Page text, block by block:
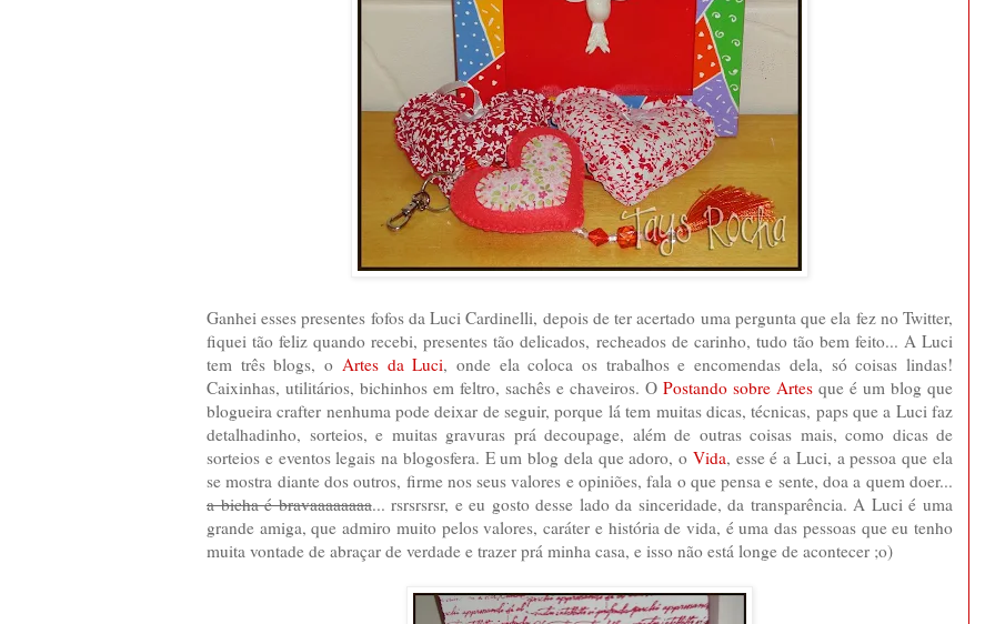
Ganhei esses presentes fofos da Luci Cardinelli, depois de ter acertado uma pergunta que ela fez no Twitter,
fiquei tão feliz quando recebi, presentes tão delicados, recheados de carinho, tudo tão bem feito... A Luci
tem três blogs, o Artes da Luci, onde ela coloca os trabalhos e encomendas dela, só coisas lindas!
Caixinhas, utilitários, bichinhos em feltro, sachês e chaveiros. O Postando sobre Artes que é um blog que
blogueira crafter nenhuma pode deixar de seguir, porque lá tem muitas dicas, técnicas, paps que a Luci faz
detalhadinho, sorteios, e muitas gravuras prá decoupage, além de outras coisas mais, como dicas de
sorteios e eventos legais na blogosfera. E um blog dela que adoro, o Vida, esse é a Luci, a pessoa que ela
se mostra diante dos outros, firme nos seus valores e opiniões, fala o que pensa e sente, doa a quem doer...
a bicha é bravaaaaaaaa... rsrsrsrsr, e eu gosto desse lado da sinceridade, da transparência. A Luci é uma
grande amiga, que admiro muito pelos valores, caráter e história de vida, é uma das pessoas que eu tenho
muita vontade de abraçar de verdade e trazer prá minha casa, e isso não está longe de acontecer ;o)